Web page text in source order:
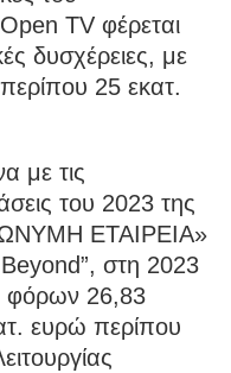
TV φέρεται
δυσχέρειες, με
25 εκατ.
με τις
του 2023 της
ΕΤΑΙΡΕΙΑ»
Beyond”, στη 2023
φόρων 26,83
ευρώ περίπου